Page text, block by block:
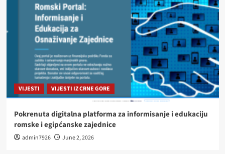
VIJESTI VIJESTI IZ CRNE GORE
Pokrenuta digitalna platforma za informisanje i edukaciju
romske i egipćanske zajednice
admin7926 June 2, 2026